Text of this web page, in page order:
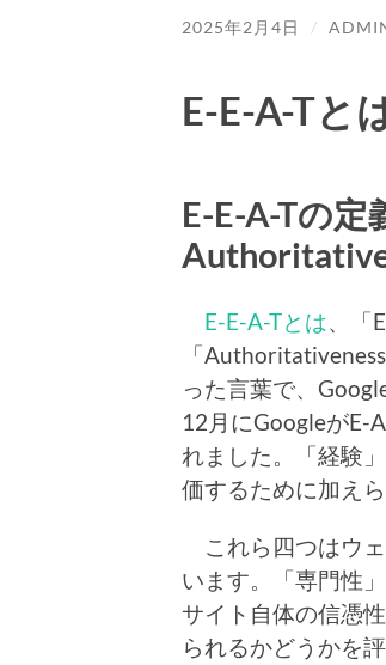
2025年2月4日 /
E-E-A-Tと
E-E-A-Tの定
E-E-A-Tとは、「
「
った言葉で、
12月にGoogleがE-
れました。「経験
価するために加え
これら四つはウ
います。「専門性
サイト自体の信憑
られるかどうかを